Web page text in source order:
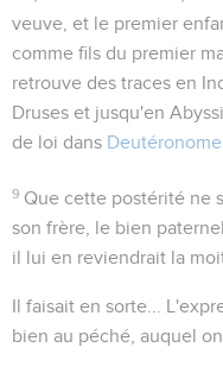
veuve, et le premier
comme fils du premier
retrouve des traces en
Druses et jusqu'en
de loi dans Deutéronome
9 Que cette postérité ne
son frère, le bien
il lui en reviendrait la
Il faisait en sorte...
bien au péché, auquel